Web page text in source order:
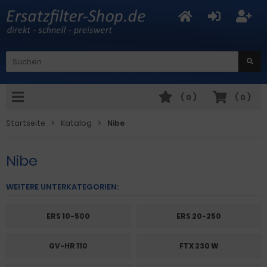
( 0 )
( 0 )
Startseite Katalog Nibe
Nibe
WEITERE UNTERKATEGORIEN:
ERS 10-500 ERS 20-250
GV-HR 110 FTX 230 W